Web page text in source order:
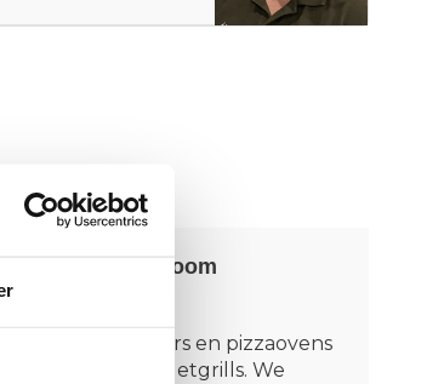
onze showroom
kamado’s, smokers en pizzaovens
rookovens en pelletgrills. We